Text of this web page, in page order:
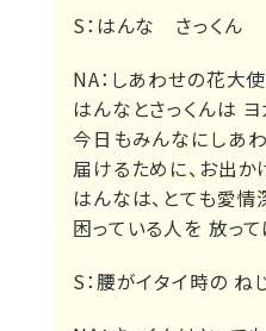
S： はんな さっくん
NA： しあわせの花大
はんなとさっくんは
今日もみんなにしあ
届けるために、お出か
はんなは、とても愛情
困っている人を 放って
S：腰がイタイ時の ね